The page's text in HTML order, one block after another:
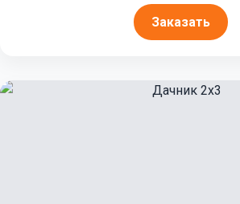
Заказать